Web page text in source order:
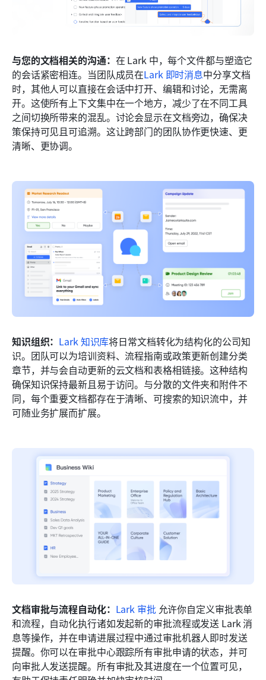
与您的文档相关的沟通： 在 Lark 中，每个文件都与塑造它
的会话紧密相连。当团队成员在Lark 即时消息中分享文档
时，其他人可以直接在会话中打开、编辑和讨论，无需离
开。这使所有上下文集中在一个地方，减少了在不同工具
之间切换所带来的混乱。讨论会显示在文档旁边，确保决
策保持可见且可追溯。这让跨部门的团队协作更快速、更
清晰、更协调。
知识组织： Lark 知识库将日常文档转化为结构化的公司知
识。团队可以为培训资料、流程指南或政策更新创建分类
章节，并与会自动更新的云文档和表格相链接。这种结构
确保知识保持最新且易于访问。与分散的文件夹和附件不
同，每个重要文档都存在于清晰、可搜索的知识流中，并
可随业务扩展而扩展。
文档审批与流程自动化： Lark 审批 允许你自定义审批表单
和流程，自动化执行诸如发起新的审批流程或发送 Lark 消
息等操作，并在申请进展过程中通过审批机器人即时发送
提醒。你可以在审批中心跟踪所有审批申请的状态，并可
向审批人发送提醒。所有审批及其进度在一个位置可见，